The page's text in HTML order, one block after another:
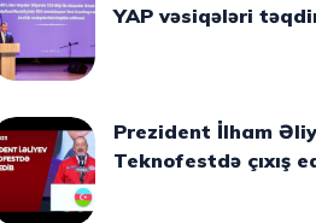
YAP vəsiqələri
Prezident İlham Əliyev
Teknofestdə çıxış